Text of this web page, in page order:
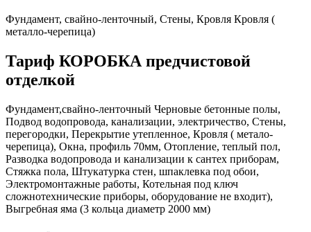
Фундамент, свайно-ленточный, Стены, Кровля Кровля (
металло-черепица)
Тариф КОРОБКА предчистовой
отделкой
Фундамент,свайно-ленточный Черновые бетонные полы,
Подвод водопровода, канализации, электричество, Стены,
перегородки, Перекрытие утепленное, Кровля ( метало-
черепица), Окна, профиль 70мм, Отопление, теплый пол,
Разводка водопровода и канализации к сантех приборам,
Стяжка пола, Штукатурка стен, шпаклевка под обои,
Электромонтажные работы, Котельная под ключ
сложнотехнические приборы, оборудование не входит),
Выгребная яма (3 кольца диаметр 2000 мм)